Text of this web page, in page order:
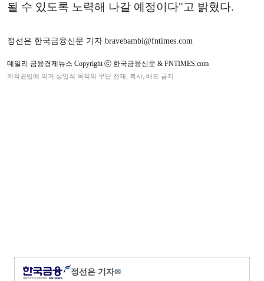
될 수 있도록 노력해 나갈 예정이다"고 밝혔다.
정선은 한국금융신문 기자 bravebambi@fntimes.com
데일리 금융경제뉴스 Copyright ⓒ 한국금융신문 & FNTIMES.com
저작권법에 의거 상업적 목적의 무단 전재, 복사, 배포 금지
정선은 기자✉